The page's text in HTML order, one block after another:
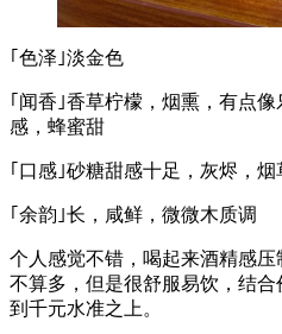
｢色泽｣淡金色
｢闻香｣香草柠檬，烟熏，有点
感，蜂蜜甜
｢口感｣砂糖甜感十足，灰烬，
｢余韵｣长，咸鲜，微微木质调
个人感觉不错，喝起来酒精感
不算多，但是很舒服易饮，结
到千元水准之上。